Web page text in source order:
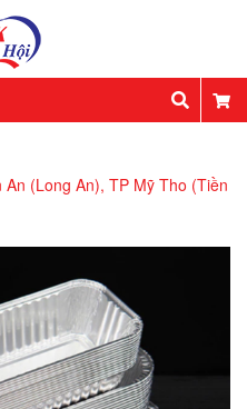
(Long An), TP Mỹ Tho (Tiền